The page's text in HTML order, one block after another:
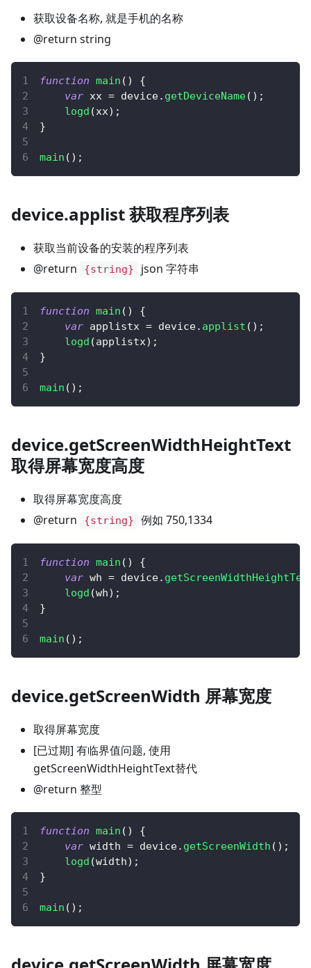
获取设备名称, 就是手机的名称
@return string
function main ( )
{
var xx = device. getDeviceName( ) ;
logd (xx) ;
}
main ( ) ;
device.applist 获取程序列表
获取当前设备的安装的程序列表
@return
{string} json 字符串
function main ( )
{
var applistx = device. applist ( ) ;
logd (applistx) ;
}
main ( ) ;
device.getScreenWidthHeightText
取得屏幕宽度高度
取得屏幕宽度高度
@return
{string} 例如 750,1334
function main ( )
{
var wh = device.
logd (wh) ;
}
main ( ) ;
device.getScreenWidth 屏幕宽度
取得屏幕宽度
[已过期] 有临界值问题, 使用
getScreenWidthHeightText替代
@return 整型
function main ( )
{
var width = device. getScreenWidth ( ) ;
logd (width) ;
}
main ( ) ;